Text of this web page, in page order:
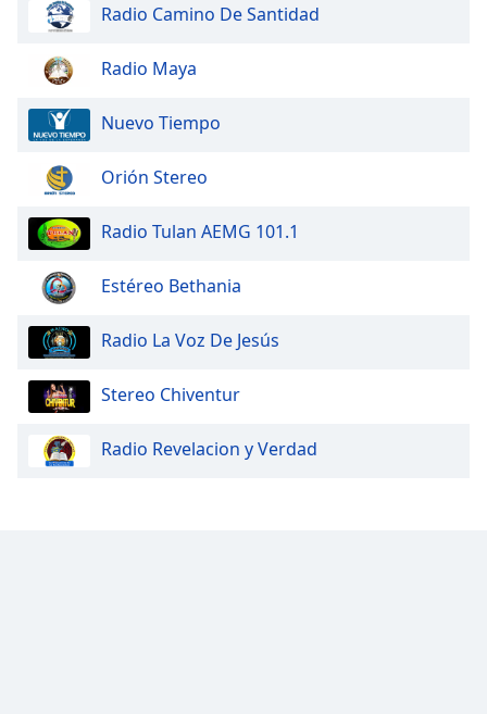
Radio Camino De Santidad
Radio Maya
Nuevo Tiempo
Orión Stereo
Radio Tulan AEMG 101.1
Estéreo Bethania
Radio La Voz De Jesús
Stereo Chiventur
Radio Revelacion y Verdad